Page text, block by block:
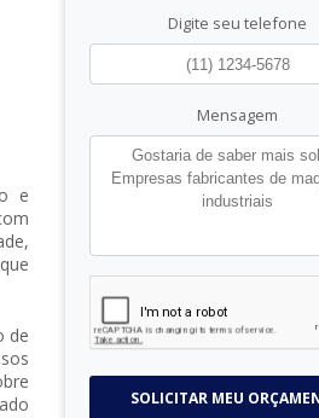
e
de
Digite seu telefone
Mensagem
SOLICITAR MEU